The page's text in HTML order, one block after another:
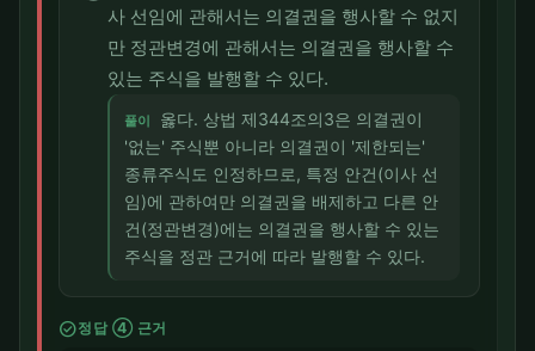
사 선임에 관해서는 의결권을 행사할 수 없지
만 정관변경에 관해서는 의결권을 행사할 수
있는 주식을 발행할 수 있다.
풀이
옳다. 상법 제344조의3은 의결권이
'없는' 주식뿐 아니라 의결권이 '제한되는'
종류주식도 인정하므로, 특정 안건(이사 선
임)에 관하여만 의결권을 배제하고 다른 안
건(정관변경)에는 의결권을 행사할 수 있는
주식을 정관 근거에 따라 발행할 수 있다.
check_circle정답 ④ 근거